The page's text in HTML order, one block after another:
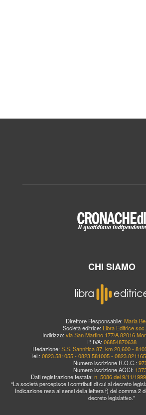
CHI SIAMO
Direttore Responsabile: Maria
Società editrice: Libra Editrice
Indirizzo: via San Martino 177/A 82016
P. IVA: 06854870638
Redazione: S.S. Sannitica 87, km 20,600 -
Tel.: 0823.581055 - 0823.581005 -
Numero iscrizione R.O.C.:
Numero iscrizione AGCI:
Dati registrazione testata: n. 5086 del 9/11/
“La società percepisce i contributi di cui al decreto
Indicazione resa ai sensi della lettera f) del comma 2
decreto legislativo.”